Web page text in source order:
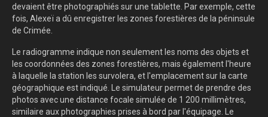
devaient être photographiés sur une tablette. Par exemple, cette
fois, Alexeï a dû enregistrer les zones forestières de la péninsule
de Crimée.
Le radiogramme indique non seulement les noms des objets et
les coordonnées des zones forestières, mais également l'heure
à laquelle la station les survolera, et l'emplacement sur la carte
géographique est indiqué. Le simulateur permet de prendre des
photos avec une distance focale simulée de 1 200 millimètres,
similaire aux photographies prises à bord par l'équipage. Le